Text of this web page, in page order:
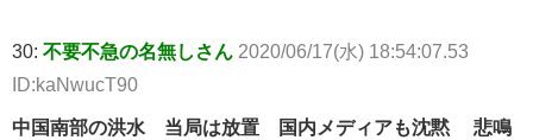
30: 不要不急の名無しさん 2020/06/17(水) 18:54:07.53
ID:kaNwucT90
中国南部の洪水 当局は放置 国内メディアも沈黙 悲鳴